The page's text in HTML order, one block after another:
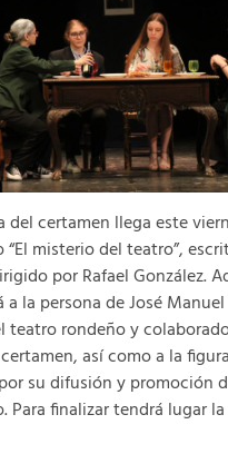
del certamen llega este
misterio del teatro”,
por Rafael González.
a la persona de José
teatro rondeño y
así como a la
su difusión y promoción
Para finalizar tendrá lugar